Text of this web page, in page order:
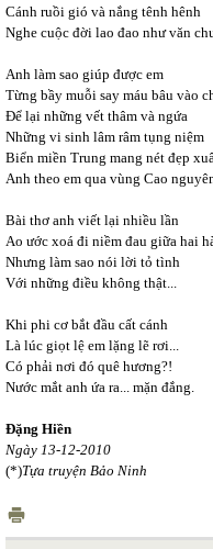
Cánh ruồi gió và nắng tênh hênh
Nghe cuộc đời lao đao như văn
Anh làm sao giúp được em
Từng bầy muỗi say máu bâu vào
Để lại những vết thâm và ngứa
Những vi sinh lâm râm tụng niệm
Biển miền Trung mang nét đẹp
Anh theo em qua vùng Cao
Bài thơ anh viết lại nhiều lần
Ao ước xoá đi niềm đau giữa hai
Nhưng làm sao nói lời tỏ tình
Với những điều không thật...
Khi phi cơ bắt đầu cất cánh
Là lúc giọt lệ em lặng lẽ rơi...
Có phải nơi đó quê hương?!
Nước mắt anh ứa ra... mặn đắng.
Đặng Hiền
Ngày 13-12-2010
(*)Tựa truyện Bảo Ninh